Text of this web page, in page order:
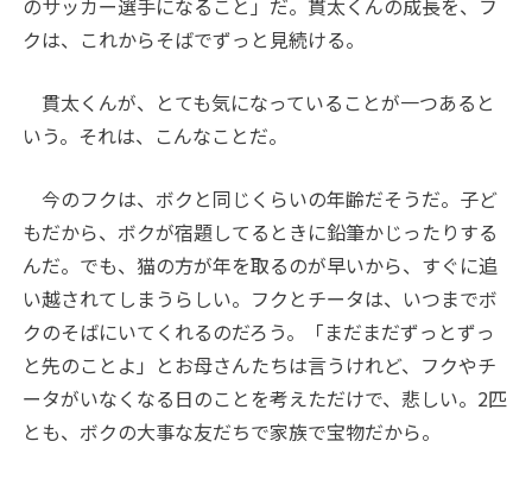
のサッカー選手になること」だ。貫太くんの成長を、フ
クは、これからそばでずっと見続ける。
貫太くんが、とても気になっていることが一つあると
いう。それは、こんなことだ。
今のフクは、ボクと同じくらいの年齢だそうだ。子ど
もだから、ボクが宿題してるときに鉛筆かじったりする
んだ。でも、猫の方が年を取るのが早いから、すぐに追
い越されてしまうらしい。フクとチータは、いつまでボ
クのそばにいてくれるのだろう。「まだまだずっとずっ
と先のことよ」とお母さんたちは言うけれど、フクやチ
ータがいなくなる日のことを考えただけで、悲しい。2匹
とも、ボクの大事な友だちで家族で宝物だから。